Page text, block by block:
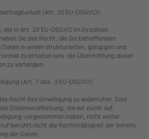
(Art. 20 EU-DSGVO):
die in Art. 20 EU-DSGVO im Einzelnen
Sie das Recht, die Sie betreffenden
Daten in einem strukturierten, gängigen und
zu erhalten bzw. die Übermittlung dieser
zu verlangen.
(Art. 7 Abs. 3 EU-DSGVO):
Recht ihre Einwilligung zu widerrufen. Dies
Datenverarbeitung, die wir zuvor auf
vorgenommen haben, nicht weiter
berührt nicht die Rechtmäßigkeit der bereits
der Daten.